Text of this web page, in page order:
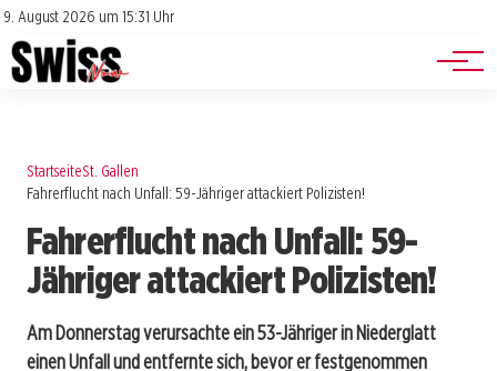
9. August 2026 um 15:31 Uhr
Impressum
Datenschutz
Jobs
Events
StartseiteSt. Gallen
Fahrerflucht nach Unfall: 59-Jähriger attackiert Polizisten!
Fahrerflucht nach Unfall: 59-
Jähriger attackiert Polizisten!
Am Donnerstag verursachte ein 53-Jähriger in Niederglatt
einen Unfall und entfernte sich, bevor er festgenommen